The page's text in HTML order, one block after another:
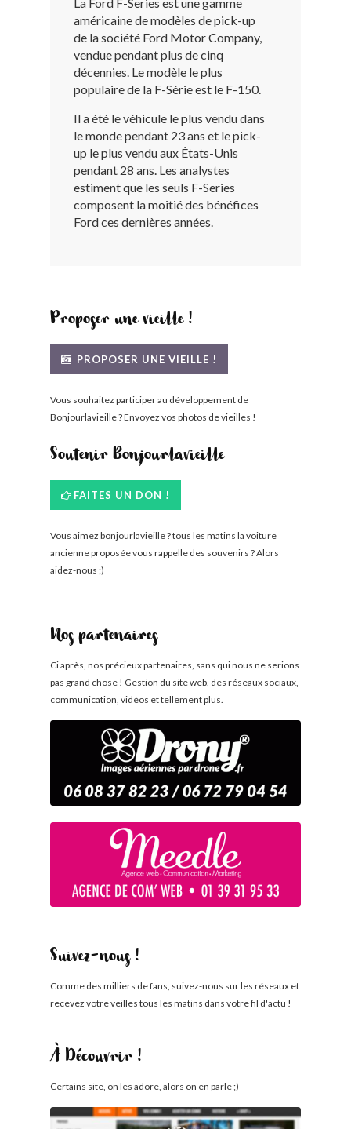
LES CONTRIBUTEURS
LE BLOG
BONJOURLAVIEILLE ?
MODÈLES ET MARQUES
COMMENT FONCTIONNE BLV ?
américaine de modèles de pick-up
de la société Ford Motor Company,
vendue pendant plus de cinq
décennies. Le modèle le plus
populaire de la F-Série est le F-150.
Il a été le véhicule le plus vendu dans
le monde pendant 23 ans et le pick-
up le plus vendu aux États-Unis
pendant 28 ans. Les analystes
estiment que les seuls F-Series
composent la moitié des bénéfices
Ford ces dernières années.
Proposer une vieille !
PROPOSER UNE VIEILLE !
Vous souhaitez participer au développement de
Bonjourlavieille ? Envoyez vos photos de vieilles !
Soutenir Bonjourlavieille
FAITES UN DON !
Vous aimez bonjourlavieille ? tous les matins la voiture
ancienne proposée vous rappelle des souvenirs ? Alors
aidez-nous ;)
Nos partenaires
Ci après, nos précieux partenaires, sans qui nous ne serions
pas grand chose ! Gestion du site web, des réseaux sociaux,
communication, vidéos et tellement plus.
Suivez-nous !
Comme des milliers de fans, suivez-nous sur les réseaux et
recevez votre veilles tous les matins dans votre fil d'actu !
À Découvrir !
Certains site, on les adore, alors on en parle ;)